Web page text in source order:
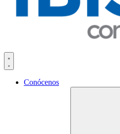
Conócenos